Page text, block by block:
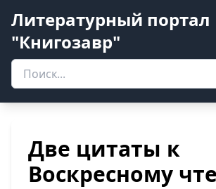
Литературный портал
"Книгозавр"
Две цитаты к
Воскресному